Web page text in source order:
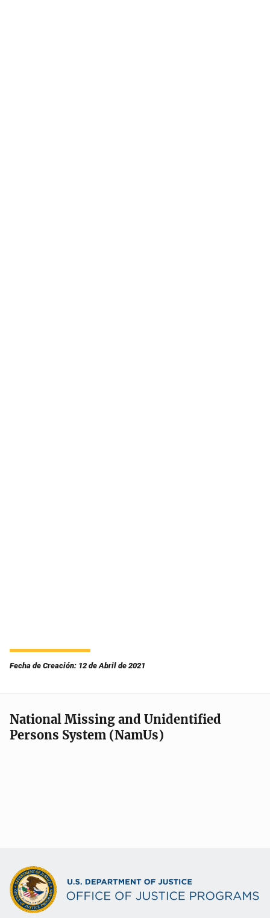
Fecha de Creación: 12 de Abril de 2021
National Missing and Unidentified
Persons System (NamUs)